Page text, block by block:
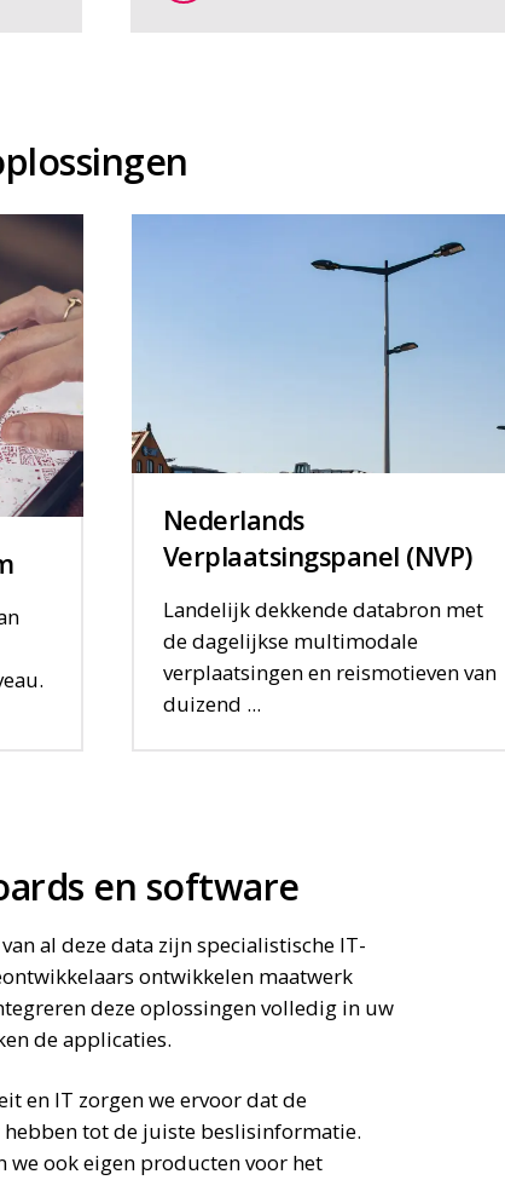
Nederlands
Verplaatsingspanel (NVP)
Landelijk dekkende databron met
de dagelijkse multimodale
verplaatsingen en reismotieven van
duizend ...
en software
al deze data zijn specialistische IT-
ontwikkelen maatwerk
deze oplossingen volledig in uw
de applicaties.
en IT zorgen we ervoor dat de
tot de juiste beslisinformatie.
we ook eigen producten voor het